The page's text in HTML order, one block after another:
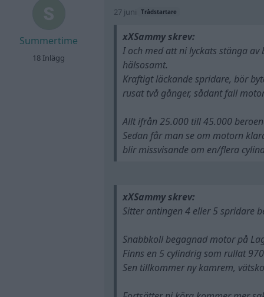
Summertime
18 Inlägg
27 juni Trådstartare
xXSammy skrev:
I och med att ni lyckats stänga
hälsosamt.
Kraftigt läckande spridare, bör
rusat två gånger, sådant fall
Allt ifrån 25.000 till 45.000
Sedan får man se om motorn
blir missvisande om en/flera
xXSammy skrev:
Sitter antingen 4 eller 5 spridare
Snabbkoll begagnad motor på
Finns en 5 cylindrig som rullat
Sen tillkommer ny kamrem,